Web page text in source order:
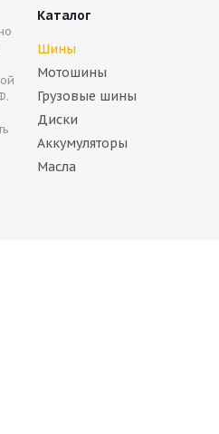
65 R15 88H
Каталог
Шины
Мотошины
Грузовые шины
Диски
Аккумуляторы
Масла